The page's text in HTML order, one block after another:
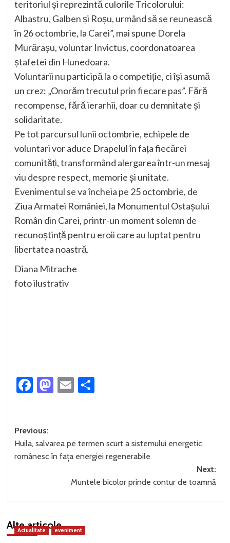
teritoriul și reprezintă culorile Tricolorului:
Albastru, Galben și Roșu, urmând să se reunească
în 26 octombrie, la Carei”, mai spune Dorela
Murărașu, voluntar Invictus, coordonatoarea
ștafetei din Hunedoara.
Voluntarii nu participă la o competiție, ci își asumă
un crez: „Onorăm trecutul prin fiecare pas”. Fără
recompense, fără ierarhii, doar cu demnitate și
solidaritate.
Pe tot parcursul lunii octombrie, echipele de
voluntari vor aduce Drapelul în fața fiecărei
comunități, transformând alergarea într-un mesaj
viu despre respect, memorie și unitate.
Evenimentul se va încheia pe 25 octombrie, de
Ziua Armatei României, la Monumentul Ostașului
Român din Carei, printr-un moment solemn de
recunoștință pentru eroii care au luptat pentru
libertatea noastră.
Diana Mitrache
foto ilustrativ
Facebook
Mastodon
EmailPartajează
Post
navigation
Previous:
Huila, salvarea pe termen scurt a sistemului energetic
românesc în fața energiei regenerabile
Next:
Muntele bicolor prinde contur de toamnă
Alte articole
Actualitate eveniment